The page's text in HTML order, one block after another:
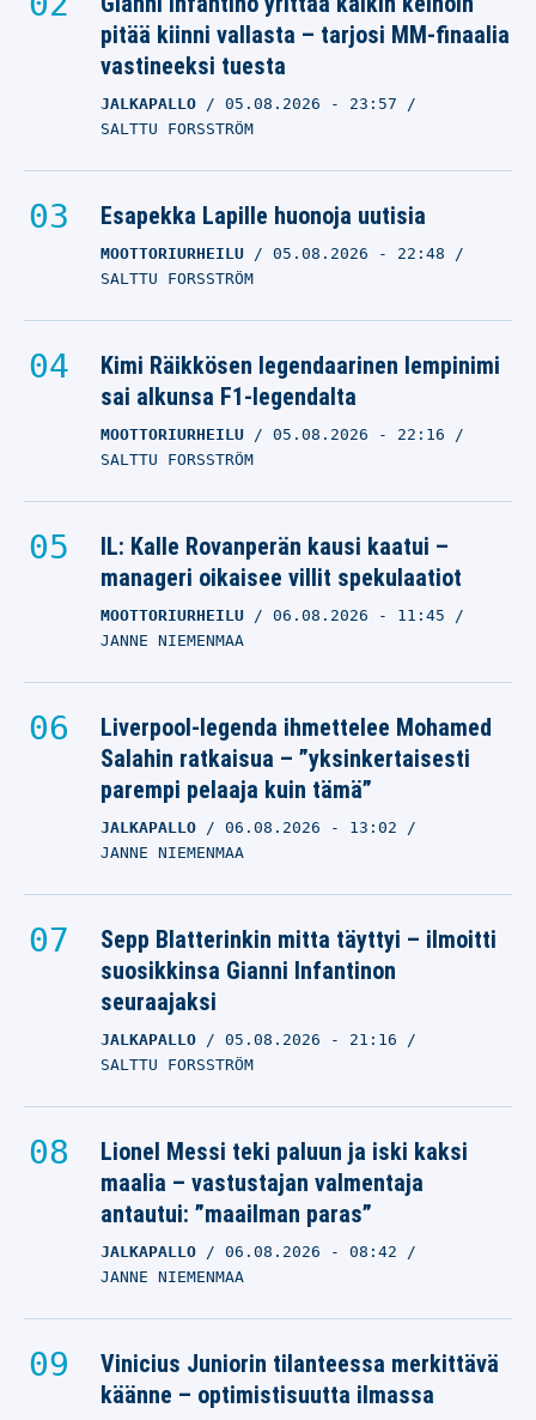
pitää kiinni vallasta – tarjosi MM-finaalia
vastineeksi tuesta
JALKAPALLO 05.08.2026 - 23:57
SALTTU FORSSTRÖM
Esapekka Lapille huonoja uutisia
MOOTTORIURHEILU 05.08.2026 - 22:48
SALTTU FORSSTRÖM
Kimi Räikkösen legendaarinen lempinimi
sai alkunsa F1-legendalta
MOOTTORIURHEILU 05.08.2026 - 22:16
SALTTU FORSSTRÖM
IL: Kalle Rovanperän kausi kaatui –
manageri oikaisee villit spekulaatiot
MOOTTORIURHEILU 06.08.2026 - 11:45
JANNE NIEMENMAA
Liverpool-legenda ihmettelee Mohamed
Salahin ratkaisua – ”yksinkertaisesti
parempi pelaaja kuin tämä”
JALKAPALLO 06.08.2026 - 13:02
JANNE NIEMENMAA
Sepp Blatterinkin mitta täyttyi – ilmoitti
suosikkinsa Gianni Infantinon
seuraajaksi
JALKAPALLO 05.08.2026 - 21:16
SALTTU FORSSTRÖM
Lionel Messi teki paluun ja iski kaksi
maalia – vastustajan valmentaja
antautui: ”maailman paras”
JALKAPALLO 06.08.2026 - 08:42
JANNE NIEMENMAA
Vinicius Juniorin tilanteessa merkittävä
käänne – optimistisuutta ilmassa